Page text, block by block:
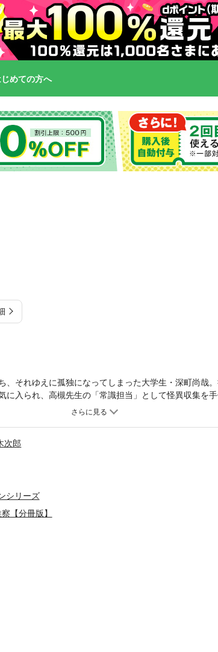
じめての方へ
、それゆえに孤独になってしまった大学生・深町尚哉
に入られ、高槻先生の「常識担当」として怪異収集を手
釈によって成り立つんだよ、深町くん」凸凹コンビが
次郎
シリーズ
【分冊版】